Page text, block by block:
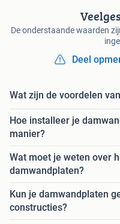
De onderstaande waarden
Deel
Wat zijn de voordelen
Hoe installeer je
manier?
Wat moet je weten over
damwandplaten?
Kun je damwandplaten
constructies?